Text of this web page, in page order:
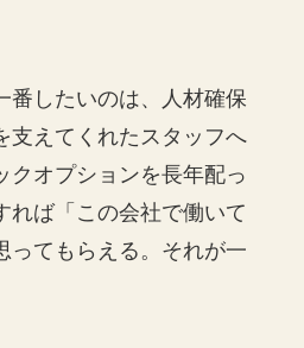
番したいのは、人材確保
支えてくれたスタッフへ
クオプションを長年配っ
れば「この会社で働いて
ってもらえる。それが一